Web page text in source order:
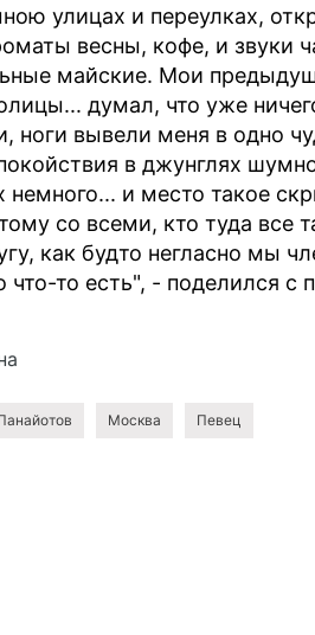
улицах и переулках,
весны, кофе, и
майские. Мои
думал, что уже
ноги вывели меня в одно
в джунглях
и место такое
со всеми, кто туда все
как будто негласно мы
что-то есть", - поделился с
Москва Певец